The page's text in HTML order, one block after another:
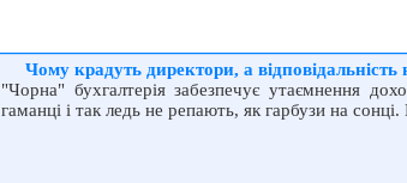
Чому крадуть директори, а відповідальність
"Чорна" бухгалтерія забезпечує утаємнення
гаманці і так ледь не репають, як гарбузи на